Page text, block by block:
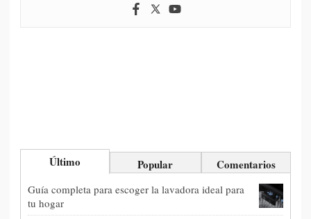
Último Popular Comentarios
Guía completa para escoger la lavadora ideal para
tu hogar